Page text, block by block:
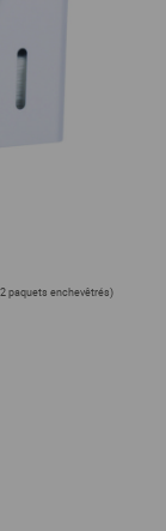
paquets enchevêtrés)